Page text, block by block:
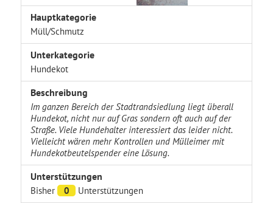
Hauptkategorie
Müll/Schmutz
Unterkategorie
Hundekot
Beschreibung
Im ganzen Bereich der Stadtrandsiedlung liegt überall
Hundekot, nicht nur auf Gras sondern oft auch auf der
Straße. Viele Hundehalter interessiert das leider nicht.
Vielleicht wären mehr Kontrollen und Mülleimer mit
Hundekotbeutelspender eine Lösung.
Unterstützungen
Bisher 0 Unterstützungen